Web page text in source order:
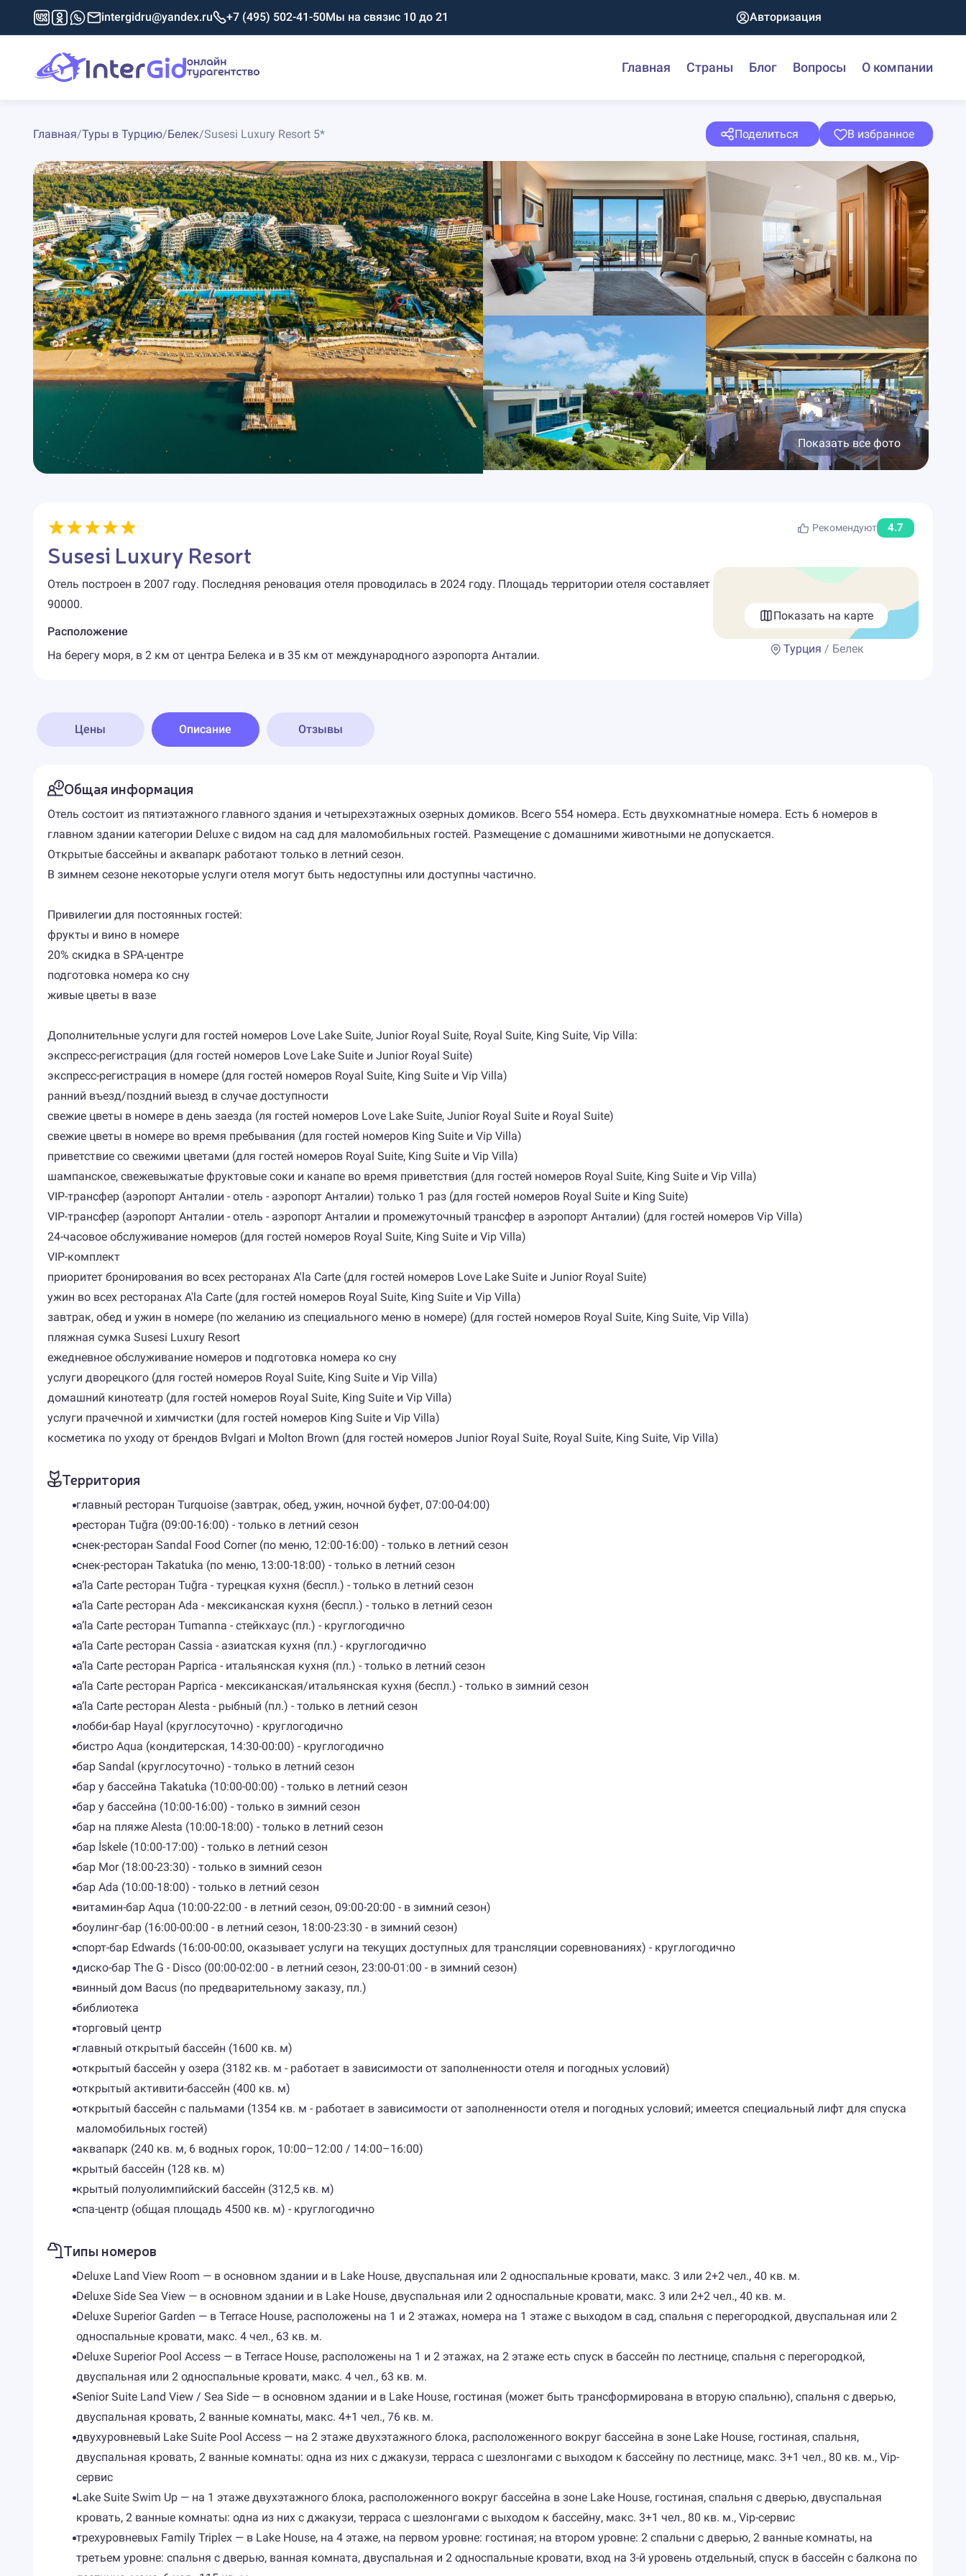
intergidru@yandex.ru +7 (495) 502-41-50Мы на связис 10 до 21 Авторизация
Главная Страны Блог Вопросы О компании
Главная/Туры в Турцию/Белек/Susesi Luxury Resort 5* Поделиться В избранное
Показать все фото
Рекомендуют 4.7
Susesi Luxury Resort
Отель построен в 2007 году. Последняя реновация отеля проводилась в 2024 году. Площадь территории отеля составляет
90000.
Расположение
На берегу моря, в 2 км от центра Белека и в 35 км от международного аэропорта Анталии.
Показать на карте
Турция / Белек
Цены Описание Отзывы
Общая информация
Отель состоит из пятиэтажного главного здания и четырехэтажных озерных домиков. Всего 554 номера. Есть двухкомнатные номера. Есть 6 номеров в
главном здании категории Deluxe с видом на сад для маломобильных гостей. Размещение с домашними животными не допускается.
Открытые бассейны и аквапарк работают только в летний сезон.
В зимнем сезоне некоторые услуги отеля могут быть недоступны или доступны частично.
Привилегии для постоянных гостей:
фрукты и вино в номере
20% скидка в SPA-центре
подготовка номера ко сну
живые цветы в вазе
Дополнительные услуги для гостей номеров Love Lake Suite, Junior Royal Suite, Royal Suite, King Suite, Vip Villa:
экспресс-регистрация (для гостей номеров Love Lake Suite и Junior Royal Suite)
экспресс-регистрация в номере (для гостей номеров Royal Suite, King Suite и Vip Villa)
ранний въезд/поздний выезд в случае доступности
свежие цветы в номере в день заезда (ля гостей номеров Love Lake Suite, Junior Royal Suite и Royal Suite)
свежие цветы в номере во время пребывания (для гостей номеров King Suite и Vip Villa)
приветствие со свежими цветами (для гостей номеров Royal Suite, King Suite и Vip Villa)
шампанское, свежевыжатые фруктовые соки и канапе во время приветствия (для гостей номеров Royal Suite, King Suite и Vip Villa)
VIP-трансфер (аэропорт Анталии - отель - аэропорт Анталии) только 1 раз (для гостей номеров Royal Suite и King Suite)
VIP-трансфер (аэропорт Анталии - отель - аэропорт Анталии и промежуточный трансфер в аэропорт Анталии) (для гостей номеров Vip Villa)
24-часовое обслуживание номеров (для гостей номеров Royal Suite, King Suite и Vip Villa)
VIP-комплект
приоритет бронирования во всех ресторанах A'la Carte (для гостей номеров Love Lake Suite и Junior Royal Suite)
ужин во всех ресторанах A'la Carte (для гостей номеров Royal Suite, King Suite и Vip Villa)
завтрак, обед и ужин в номере (по желанию из специального меню в номере) (для гостей номеров Royal Suite, King Suite, Vip Villa)
пляжная сумка Susesi Luxury Resort
ежедневное обслуживание номеров и подготовка номера ко сну
услуги дворецкого (для гостей номеров Royal Suite, King Suite и Vip Villa)
домашний кинотеатр (для гостей номеров Royal Suite, King Suite и Vip Villa)
услуги прачечной и химчистки (для гостей номеров King Suite и Vip Villa)
косметика по уходу от брендов Bvlgari и Molton Brown (для гостей номеров Junior Royal Suite, Royal Suite, King Suite, Vip Villa)
Территория
главный ресторан Turquoise (завтрак, обед, ужин, ночной буфет, 07:00-04:00)
ресторан Tuğra (09:00-16:00) - только в летний сезон
снек-ресторан Sandal Food Corner (по меню, 12:00-16:00) - только в летний сезон
снек-ресторан Takatuka (по меню, 13:00-18:00) - только в летний сезон
a’la Carte ресторан Tuğra - турецкая кухня (беспл.) - только в летний сезон
a’la Carte ресторан Ada - мексиканская кухня (беспл.) - только в летний сезон
a’la Carte ресторан Tumanna - стейкхаус (пл.) - круглогодично
a’la Carte ресторан Cassia - азиатская кухня (пл.) - круглогодично
a’la Carte ресторан Paprica - итальянская кухня (пл.) - только в летний сезон
a’la Carte ресторан Paprica - мексиканская/итальянская кухня (беспл.) - только в зимний сезон
a’la Carte ресторан Alesta - рыбный (пл.) - только в летний сезон
лобби-бар Hayal (круглосуточно) - круглогодично
бистро Aqua (кондитерская, 14:30-00:00) - круглогодично
бар Sandal (круглосуточно) - только в летний сезон
бар у бассейна Takatuka (10:00-00:00) - только в летний сезон
бар у бассейна (10:00-16:00) - только в зимний сезон
бар на пляже Alesta (10:00-18:00) - только в летний сезон
бар İskele (10:00-17:00) - только в летний сезон
бар Mor (18:00-23:30) - только в зимний сезон
бар Ada (10:00-18:00) - только в летний сезон
витамин-бар Aqua (10:00-22:00 - в летний сезон, 09:00-20:00 - в зимний сезон)
боулинг-бар (16:00-00:00 - в летний сезон, 18:00-23:30 - в зимний сезон)
спорт-бар Edwards (16:00-00:00, оказывает услуги на текущих доступных для трансляции соревнованиях) - круглогодично
диско-бар The G - Disco (00:00-02:00 - в летний сезон, 23:00-01:00 - в зимний сезон)
винный дом Bacus (по предварительному заказу, пл.)
библиотека
торговый центр
главный открытый бассейн (1600 кв. м)
открытый бассейн у озера (3182 кв. м - работает в зависимости от заполненности отеля и погодных условий)
открытый активити-бассейн (400 кв. м)
открытый бассейн с пальмами (1354 кв. м - работает в зависимости от заполненности отеля и погодных условий; имеется специальный лифт для спуска
маломобильных гостей)
аквапарк (240 кв. м, 6 водных горок, 10:00–12:00 / 14:00–16:00)
крытый бассейн (128 кв. м)
крытый полуолимпийский бассейн (312,5 кв. м)
спа-центр (общая площадь 4500 кв. м) - круглогодично
Типы номеров
Deluxe Land View Room — в основном здании и в Lake House, двуспальная или 2 односпальные кровати, макс. 3 или 2+2 чел., 40 кв. м.
Deluxe Side Sea View — в основном здании и в Lake House, двуспальная или 2 односпальные кровати, макс. 3 или 2+2 чел., 40 кв. м.
Deluxe Superior Garden — в Terrace House, расположены на 1 и 2 этажах, номера на 1 этаже с выходом в сад, спальня с перегородкой, двуспальная или 2
односпальные кровати, макс. 4 чел., 63 кв. м.
Deluxe Superior Pool Access — в Terrace House, расположены на 1 и 2 этажах, на 2 этаже есть спуск в бассейн по лестнице, спальня с перегородкой,
двуспальная или 2 односпальные кровати, макс. 4 чел., 63 кв. м.
Senior Suite Land View / Sea Side — в основном здании и в Lake House, гостиная (может быть трансформирована в вторую спальню), спальня с дверью,
двуспальная кровать, 2 ванные комнаты, макс. 4+1 чел., 76 кв. м.
двухуровневый Lake Suite Pool Access — на 2 этаже двухэтажного блока, расположенного вокруг бассейна в зоне Lake House, гостиная, спальня,
двуспальная кровать, 2 ванные комнаты: одна из них с джакузи, терраса с шезлонгами с выходом к бассейну по лестнице, макс. 3+1 чел., 80 кв. м., Vip-
сервис
Lake Suite Swim Up — на 1 этаже двухэтажного блока, расположенного вокруг бассейна в зоне Lake House, гостиная, спальня с дверью, двуспальная
кровать, 2 ванные комнаты: одна из них с джакузи, терраса с шезлонгами с выходом к бассейну, макс. 3+1 чел., 80 кв. м., Vip-сервис
трехуровневых Family Triplex — в Lake House, на 4 этаже, на первом уровне: гостиная; на втором уровне: 2 спальни с дверью, 2 ванные комнаты, на
третьем уровне: спальня с дверью, ванная комната, двуспальная и 2 односпальные кровати, вход на 3-й уровень отдельный, спуск в бассейн с балкона по